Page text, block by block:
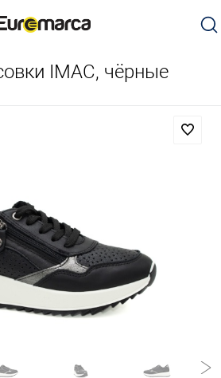
IMAC, чёрные